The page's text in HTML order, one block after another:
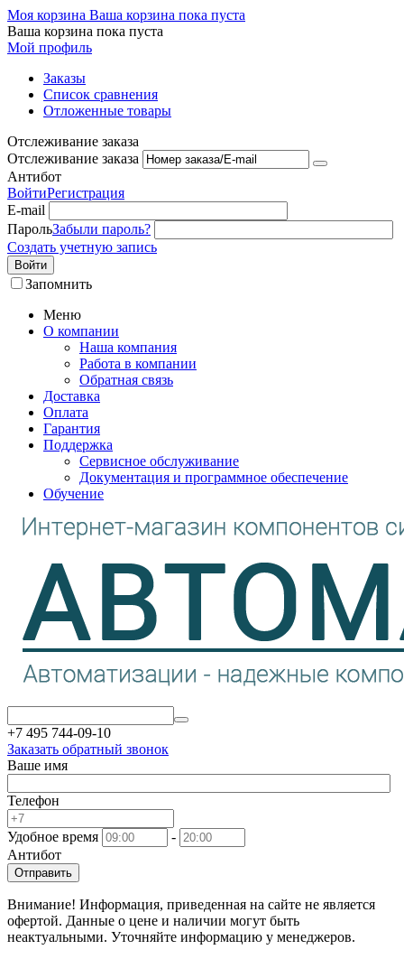
Моя корзина Ваша корзина пока пуста
Ваша корзина пока пуста
Мой профиль
Заказы
Список сравнения
Отложенные товары
Отслеживание заказа
Отслеживание заказа
Антибот
ВойтиРегистрация
E-mail
ПарольЗабыли пароль?
Создать учетную запись
Войти
Запомнить
Меню
О компании
Наша компания
Работа в компании
Обратная связь
Доставка
Оплата
Гарантия
Поддержка
Сервисное обслуживание
Документация и программное обеспечение
Обучение
+7 495 744-09-10
Заказать обратный звонок
Ваше имя
Телефон
Удобное время
-
Антибот
Отправить
Внимание! Информация, приведенная на сайте не является
офертой. Данные о цене и наличии могут быть
неактуальными. Уточняйте информацию у менеджеров.